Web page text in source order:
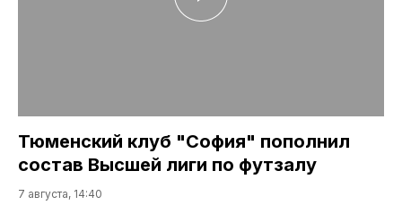
Тюменский клуб "София" пополнил
состав Высшей лиги по футзалу
7 августа, 14:40